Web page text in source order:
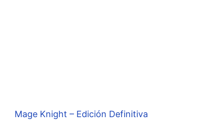
Mage Knight – Edición Definitiva